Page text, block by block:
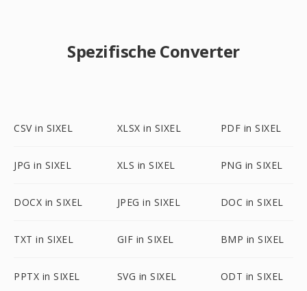
Spezifische Converter
CSV in SIXEL XLSX in SIXEL PDF in SIXEL
JPG in SIXEL XLS in SIXEL PNG in SIXEL
DOCX in SIXEL JPEG in SIXEL DOC in SIXEL
TXT in SIXEL GIF in SIXEL BMP in SIXEL
PPTX in SIXEL SVG in SIXEL ODT in SIXEL